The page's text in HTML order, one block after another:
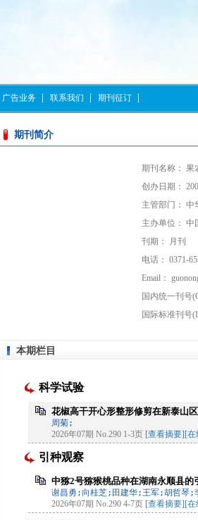
广告业务 联系我们 期刊征订
期刊简介
期刊名称： 果
创办日期：
主管部门： 中
主办单位： 中
刊期： 月刊
电话： 0371-
Email：
国内统一刊号
国际标准刊号
本期栏目
科学试验
花椒高干开心形整形修剪在新泰山
周菊;
2026年07期 No.290 1-3页 [查看摘要][在
引种观察
中猕2号猕猴桃品种在湖南永顺县的
谢昌勇;向桂芝;田建华;王军;胡哲琴;
2026年07期 No.290 4-7页 [查看摘要][在